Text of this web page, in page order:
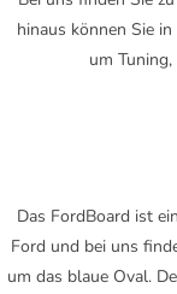
hinaus können Sie
um
Das FordBoard ist
Ford und bei uns
um das blaue Oval.